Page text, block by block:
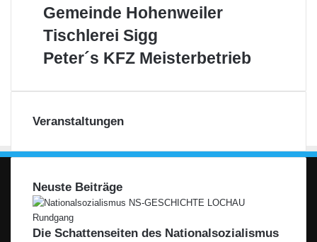
Region
Gemeinde
Gemeinde Hohenweiler
Tischlerei
Tischlerei Sigg
Peter
Peter´s KFZ Meisterbetrieb
Veranstaltungen
Neuste Beiträge
Die Schattenseiten des Nationalsozialismus